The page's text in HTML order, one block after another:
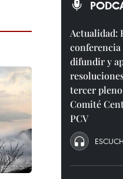
Actualidad:
conferencia
difundir y
tercer
Comité
PCV